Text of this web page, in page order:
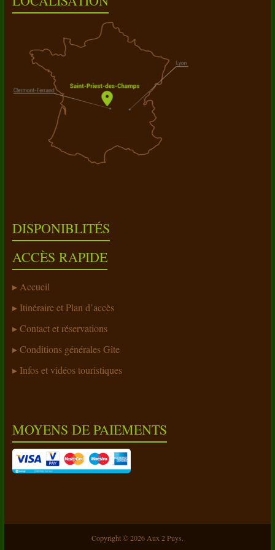
DISPONIBLITÉS
ACCÈS RAPIDE
Accueil
Itinéraire et Plan d’accès
Contact et réservations
Conditions générales Gîte
Infos et vidéos touristiques
MOYENS DE PAIEMENTS
Copyright © 2026 Aux 2 Puys.